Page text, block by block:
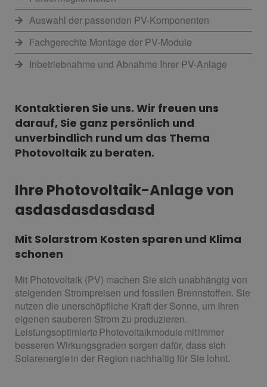
Auswahl der passenden PV-Komponenten
Fachgerechte Montage der PV-Module
Inbetriebnahme und Abnahme Ihrer PV-Anlage
Kontaktieren Sie uns. Wir freuen uns
darauf, Sie ganz persönlich und
unverbindlich rund um das Thema
Photovoltaik zu beraten.
Ihre Photovoltaik-Anlage von
asdasdasdasdasd
Mit Solarstrom Kosten sparen und Klima
schonen
Mit Photovoltaik (PV) machen Sie sich unabhängig von
steigenden Strompreisen und fossilen Brennstoffen. Sie
nutzen die unerschöpfliche Kraft der Sonne, um Ihren
eigenen sauberen Strom zu produzieren.
Leistungsoptimierte Photovoltaikmodule mit immer
besseren Wirkungsgraden sorgen dafür, dass sich
Solarenergie in der Region nachhaltig für Sie lohnt.